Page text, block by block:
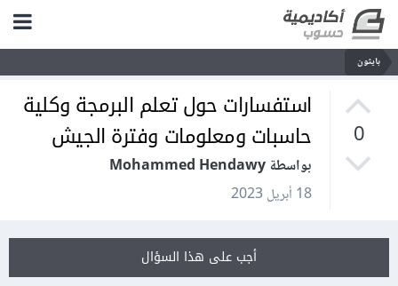
بايثون
0
استفسارات حول تعلم البرمجة وكلية
حاسبات ومعلومات وفترة الجيش
بواسطة Mohammed Hendawy
18 أبريل 2023
أجب على هذا السؤال